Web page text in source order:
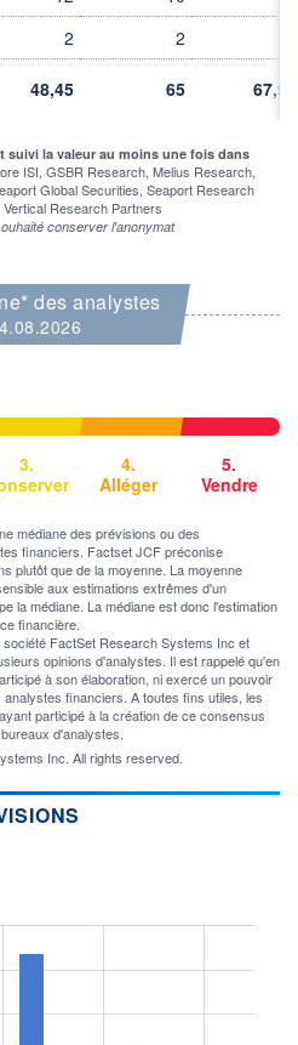
PORTEFEUILLE + LISTE
2 2
48,45 65 67,91
suivi la valeur au moins une fois dans
ISI, GSBR Research, Melius Research,
Global Securities, Seaport Research
Research Partners
conserver l'anonymat
des analystes
3.
4.
Alléger
5.
Vendre
médiane des prévisions ou des
financiers. Factset JCF préconise
plutôt que de la moyenne. La moyenne
aux estimations extrêmes d'un
la médiane. La médiane est donc l'estimation
financière.
FactSet Research Systems Inc et
opinions d'analystes. Il est rappelé qu'en
à son élaboration, ni exercé un pouvoir
financiers. A toutes fins utiles, les
participé à la création de ce consensus
d'analystes.
Inc. All rights reserved.